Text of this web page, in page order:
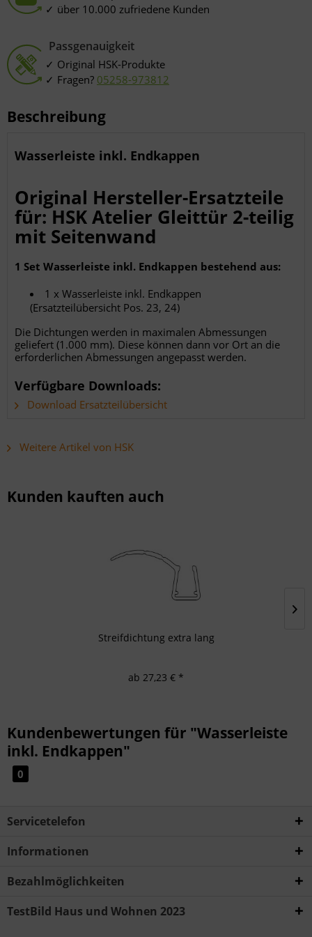
über 10.000 zufriedene Kunden
Passgenauigkeit
Original HSK-Produkte
Fragen? 05258-973812
Beschreibung
Wasserleiste inkl. Endkappen
Original Hersteller-Ersatzteile
für: HSK Atelier Gleittür 2-teilig
mit Seitenwand
1 Set Wasserleiste inkl. Endkappen bestehend aus:
1 x Wasserleiste inkl. Endkappen
(Ersatzteilübersicht Pos. 23, 24)
Die Dichtungen werden in maximalen Abmessungen
geliefert (1.000 mm). Diese können dann vor Ort an die
erforderlichen Abmessungen angepasst werden.
Verfügbare Downloads:
Download Ersatzteilübersicht
Weitere Artikel von HSK
Kunden kauften auch
Streifdichtung extra lang
ab 27,23 € *
Kundenbewertungen für "Wasserleiste
inkl. Endkappen"
0
Servicetelefon
Informationen
Bezahlmöglichkeiten
TestBild Haus und Wohnen 2023
Endgeräteeigenschaften zur Identifikation aktiv abfragen